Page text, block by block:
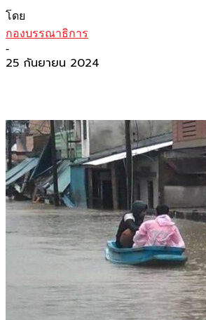
โดย
กองบรรณาธิการ
-
25 กันยายน 2024